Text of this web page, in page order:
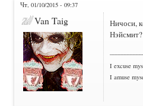
Чт, 01/10/2015 - 09:37
Van Taig
Ничоси,
Нэйсмит?
I excuse
I amuse